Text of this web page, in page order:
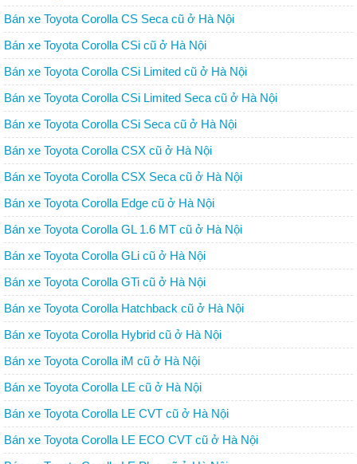
Bán xe Toyota Corolla CS Seca cũ ở Hà Nội
Bán xe Toyota Corolla CSi cũ ở Hà Nội
Bán xe Toyota Corolla CSi Limited cũ ở Hà Nội
Bán xe Toyota Corolla CSi Limited Seca cũ ở Hà Nội
Bán xe Toyota Corolla CSi Seca cũ ở Hà Nội
Bán xe Toyota Corolla CSX cũ ở Hà Nội
Bán xe Toyota Corolla CSX Seca cũ ở Hà Nội
Bán xe Toyota Corolla Edge cũ ở Hà Nội
Bán xe Toyota Corolla GL 1.6 MT cũ ở Hà Nội
Bán xe Toyota Corolla GLi cũ ở Hà Nội
Bán xe Toyota Corolla GTi cũ ở Hà Nội
Bán xe Toyota Corolla Hatchback cũ ở Hà Nội
Bán xe Toyota Corolla Hybrid cũ ở Hà Nội
Bán xe Toyota Corolla iM cũ ở Hà Nội
Bán xe Toyota Corolla LE cũ ở Hà Nội
Bán xe Toyota Corolla LE CVT cũ ở Hà Nội
Bán xe Toyota Corolla LE ECO CVT cũ ở Hà Nội